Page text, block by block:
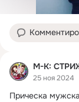
М-К:
25 ноя 2024
Прическа